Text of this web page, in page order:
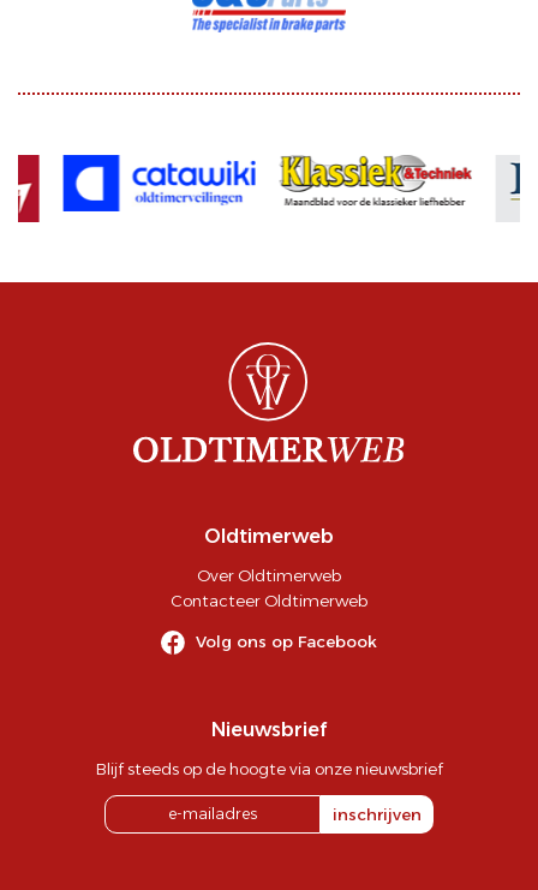
Oldtimerweb
Over Oldtimerweb
Contacteer Oldtimerweb
Volg ons op Facebook
Nieuwsbrief
Blijf steeds op de hoogte via onze nieuwsbrief
inschrijven